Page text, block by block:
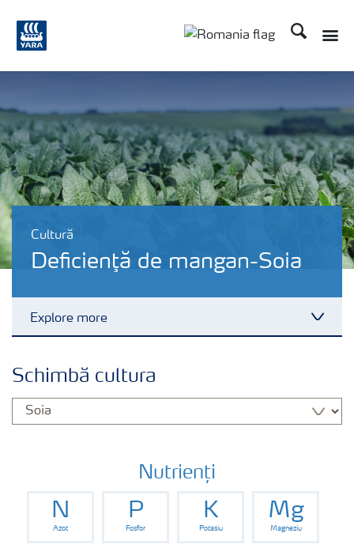
Căutare
Cultură
Deficienţă de mangan-Soia
Explore more
Produse
Norme de siguranță
Schimbă cultura
Nutrienți
N
Azot
P
Fosfor
K
Potasiu
Mg
Magneziu